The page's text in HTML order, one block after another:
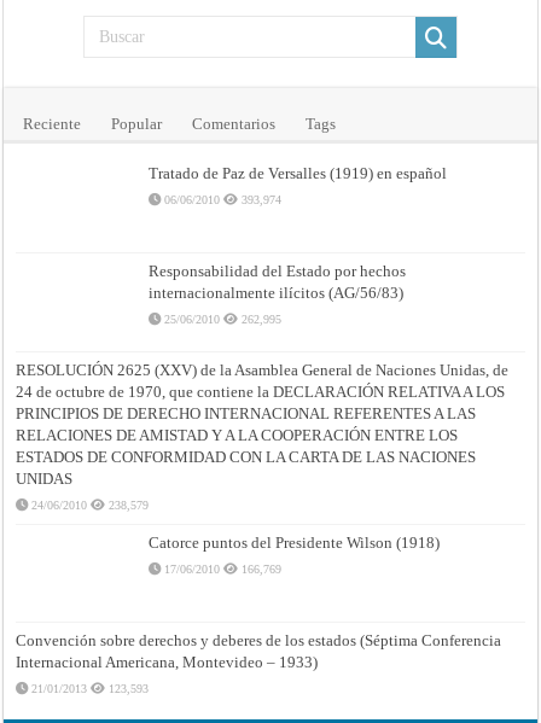
Reciente Popular Comentarios Tags
Tratado de Paz de Versalles (1919) en español
06/06/2010 393,974
Responsabilidad del Estado por hechos
internacionalmente ilícitos (AG/56/83)
25/06/2010 262,995
RESOLUCIÓN 2625 (XXV) de la Asamblea General de Naciones Unidas, de
24 de octubre de 1970, que contiene la DECLARACIÓN RELATIVA A LOS
PRINCIPIOS DE DERECHO INTERNACIONAL REFERENTES A LAS
RELACIONES DE AMISTAD Y A LA COOPERACIÓN ENTRE LOS
ESTADOS DE CONFORMIDAD CON LA CARTA DE LAS NACIONES
UNIDAS
24/06/2010 238,579
Catorce puntos del Presidente Wilson (1918)
17/06/2010 166,769
Convención sobre derechos y deberes de los estados (Séptima Conferencia
Internacional Americana, Montevideo – 1933)
21/01/2013 123,593